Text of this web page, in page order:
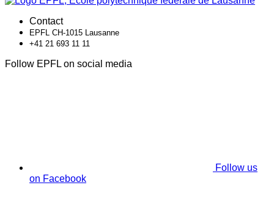
Contact
EPFL CH-1015 Lausanne
+41 21 693 11 11
Follow EPFL on social media
Follow us
on Facebook